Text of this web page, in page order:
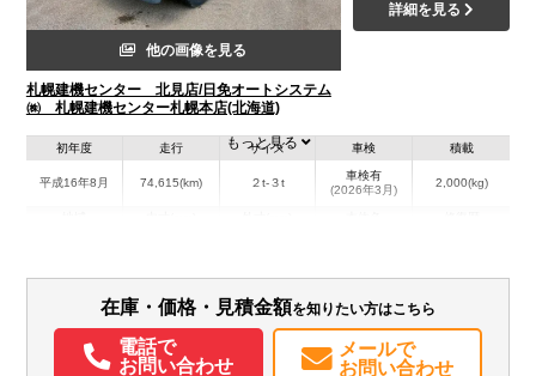
他の画像を見る
札幌建機センター 北見店/日免オートシステム
㈱ 札幌建機センター札幌本店(北海道)
詳細を見る
初年度
平成16年8月
走行
74,615(km)
サイズ
２t-３t
車検
車検有
(2026年3月)
積載
2,000(kg)
装備情報
エアコン パワステ パワーウィンドウ
もっと見る
在庫・価格・見積金額を知りたい方はこちら
電話で
お問い合わせ
メールで
お問い合わせ